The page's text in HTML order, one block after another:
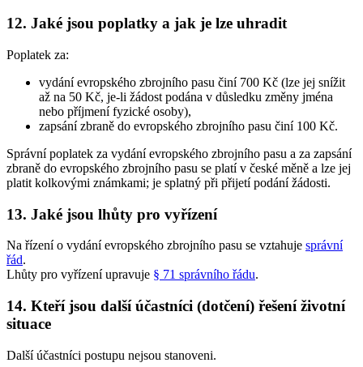
12. Jaké jsou poplatky a jak je lze uhradit
Poplatek za:
vydání evropského zbrojního pasu činí 700 Kč (lze jej snížit
až na 50 Kč, je-li žádost podána v důsledku změny jména
nebo příjmení fyzické osoby),
zapsání zbraně do evropského zbrojního pasu činí 100 Kč.
Správní poplatek za vydání evropského zbrojního pasu a za zapsání
zbraně do evropského zbrojního pasu se platí v české měně a lze jej
platit kolkovými známkami; je splatný při přijetí podání žádosti.
13. Jaké jsou lhůty pro vyřízení
Na řízení o vydání evropského zbrojního pasu se vztahuje správní
řád.
Lhůty pro vyřízení upravuje § 71 správního řádu.
14. Kteří jsou další účastníci (dotčení) řešení životní
situace
Další účastníci postupu nejsou stanoveni.